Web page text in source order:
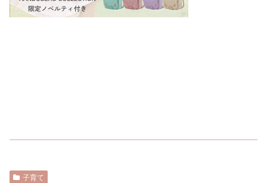
子育て